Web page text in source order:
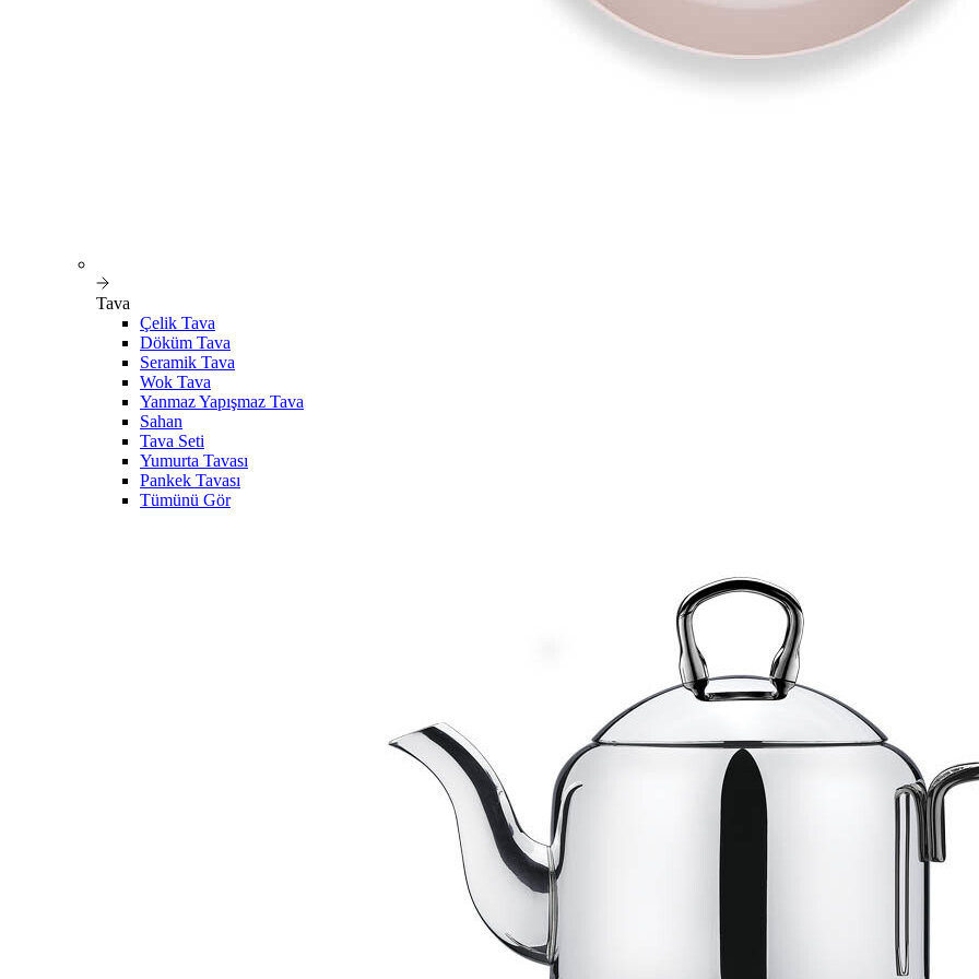
Tava
Çelik Tava
Döküm Tava
Seramik Tava
Wok Tava
Yanmaz Yapışmaz Tava
Sahan
Tava Seti
Yumurta Tavası
Pankek Tavası
Tümünü Gör